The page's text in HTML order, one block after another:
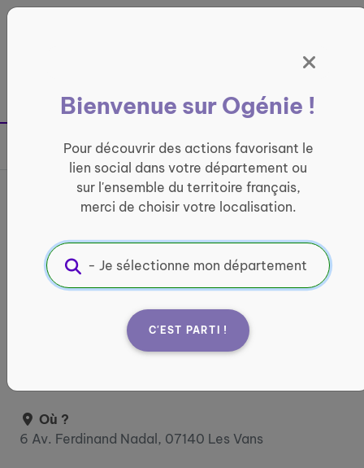
France entière
Bienvenue sur Ogénie !
Pour découvrir des actions favorisant le
lien social dans votre département ou
sur l'ensemble du territoire français,
merci de choisir votre localisation.
C'EST PARTI !
Partager sur
France services Les Vans
INFORMATIQUE ET ACCÈS AUX DROITS
Informations pratiques :
lundi : 13:00 - 17:00 mardi : 08:30 - 12:00 / 13:30 -
Où ?
6 Av. Ferdinand Nadal, 07140 Les Vans
Panneau de gestion des cookies